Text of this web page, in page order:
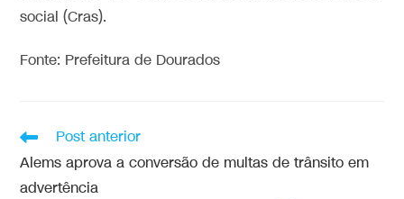
social (Cras).
Fonte: Prefeitura de Dourados
Post anterior
Alems aprova a conversão de multas de trânsito em
advertência